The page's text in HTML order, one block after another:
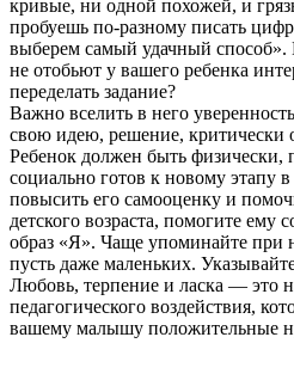
кривые, ни одной похожей, и
пробуешь по-разному писать
выберем самый удачный способ».
не отобьют у вашего ребенка
переделать задание?
Важно вселить в него
свою идею, решение, критически
Ребенок должен быть физически,
социально готов к новому этапу
повысить его самооценку и
детского возраста, помогите ему
образ «Я». Чаще упоминайте при
пусть даже маленьких.
Любовь, терпение и ласка — это
педагогического воздействия,
вашему малышу положительные